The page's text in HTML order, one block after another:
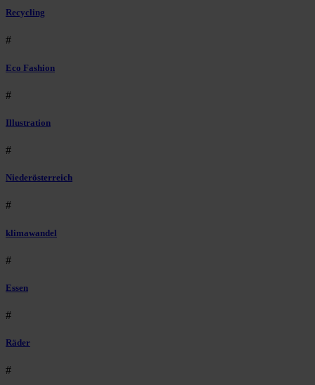
Recycling
#
Eco Fashion
#
Illustration
#
Niederösterreich
#
klimawandel
#
Essen
#
Räder
#